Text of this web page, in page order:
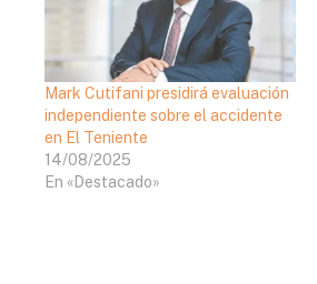
Mark Cutifani presidirá evaluación
independiente sobre el accidente
en El Teniente
14/08/2025
En «Destacado»